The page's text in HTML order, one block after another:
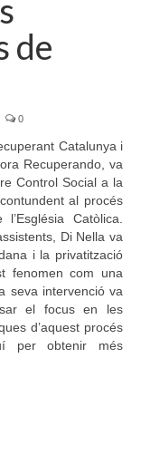
de
0
Catalunya i
Recuperando, va
Control Social a la
al procés
Catòlica.
Di Nella va
i la privatització
fenomen com una
seva intervenció va
el focus en les
d’aquest procés
per obtenir més